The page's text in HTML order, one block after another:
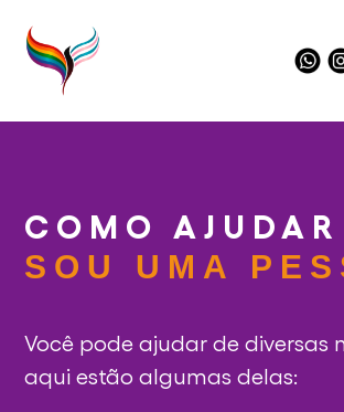
COMO
SOU UMA
Você pode ajudar de diversas
aqui estão algumas delas: